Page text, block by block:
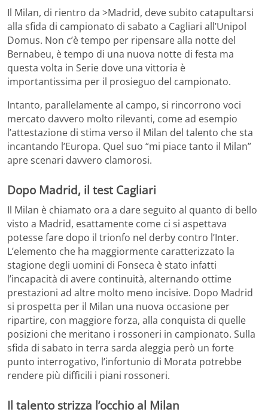
Il Milan, di rientro da >Madrid, deve subito catapultarsi
alla sfida di campionato di sabato a Cagliari all’Unipol
Domus. Non c’è tempo per ripensare alla notte del
Bernabeu, è tempo di una nuova notte di festa ma
questa volta in Serie dove una vittoria è
importantissima per il prosieguo del campionato.
Intanto, parallelamente al campo, si rincorrono voci
mercato davvero molto rilevanti, come ad esempio
l’attestazione di stima verso il Milan del talento che sta
incantando l’Europa. Quel suo “mi piace tanto il Milan”
apre scenari davvero clamorosi.
Dopo Madrid, il test Cagliari
Il Milan è chiamato ora a dare seguito al quanto di bello
visto a Madrid, esattamente come ci si aspettava
potesse fare dopo il trionfo nel derby contro l’Inter.
L’elemento che ha maggiormente caratterizzato la
stagione degli uomini di Fonseca è stato infatti
l’incapacità di avere continuità, alternando ottime
prestazioni ad altre molto meno incisive. Dopo Madrid
si prospetta per il Milan una nuova occasione per
ripartire, con maggiore forza, alla conquista di quelle
posizioni che meritano i rossoneri in campionato. Sulla
sfida di sabato in terra sarda aleggia però un forte
punto interrogativo, l’infortunio di Morata potrebbe
rendere più difficili i piani rossoneri.
Il talento strizza l’occhio al Milan